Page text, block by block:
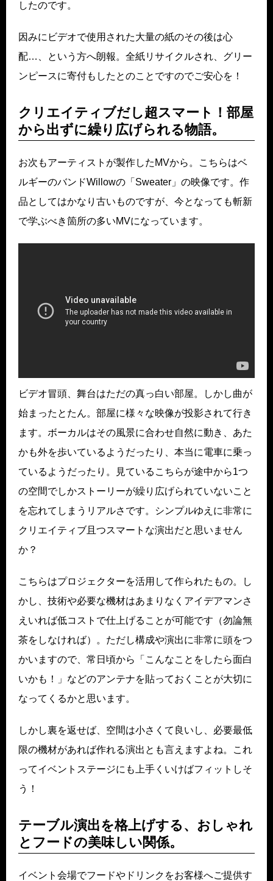
したのです。
因みにビデオで使用された大量の紙のその後は心
配…、という方へ朗報。全紙リサイクルされ、グリー
ンピースに寄付もしたとのことですのでご安心を！
クリエイティブだし超スマート！部屋
から出ずに繰り広げられる物語。
お次もアーティストが製作したMVから。こちらはベ
ルギーのバンドWillowの「Sweater」の映像です。作
品としてはかなり古いものですが、今となっても斬新
で学ぶべき箇所の多いMVになっています。
ビデオ冒頭、舞台はただの真っ白い部屋。しかし曲が
始まったとたん。部屋に様々な映像が投影されて行き
ます。ボーカルはその風景に合わせ自然に動き、あた
かも外を歩いているようだったり、本当に電車に乗っ
ているようだったり。見ているこちらが途中から1つ
の空間でしかストーリーが繰り広げられていないこと
を忘れてしまうリアルさです。シンプルゆえに非常に
クリエイティブ且つスマートな演出だと思いません
か？
こちらはプロジェクターを活用して作られたもの。し
かし、技術や必要な機材はあまりなくアイデアマンさ
えいれば低コストで仕上げることが可能です（勿論無
茶をしなければ）。ただし構成や演出に非常に頭をつ
かいますので、常日頃から「こんなことをしたら面白
いかも！」などのアンテナを貼っておくことが大切に
なってくるかと思います。
しかし裏を返せば、空間は小さくて良いし、必要最低
限の機材があれば作れる演出とも言えますよね。これ
ってイベントステージにも上手くいけばフィットしそ
う！
テーブル演出を格上げする、おしゃれ
とフードの美味しい関係。
イベント会場でフードやドリンクをお客様へご提供す